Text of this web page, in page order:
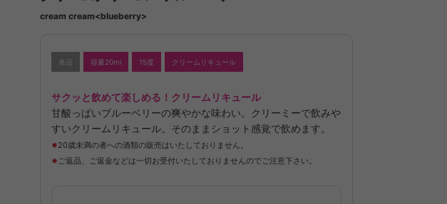
cream cream<blueberry>
単品 容量20ml 15度 クリームリキュール
サクッと飲めて楽しめる！クリームリキュール
甘酸っぱいブルーベリーの爽やかな味わい。クリーミーで飲みや
すいクリームリキュール。そのままショット感覚で飲めます。
※20歳未満の者への酒類の販売はいたしておりません。
※ご返品、ご返金などは一切お受付いたしておりませんのでご注意下さい。